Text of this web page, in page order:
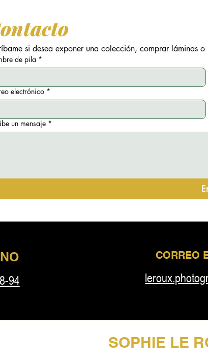
si desea exponer una colección, comprar láminas o
de pila *
electrónico *
un mensaje *
94
CORREO
SOPHIE LE